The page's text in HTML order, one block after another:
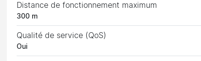
Distance de fonctionnement maximum
300 m
Qualité de service (QoS)
Oui